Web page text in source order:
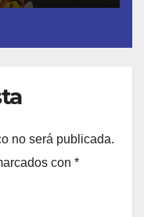
no será publicada.
con *